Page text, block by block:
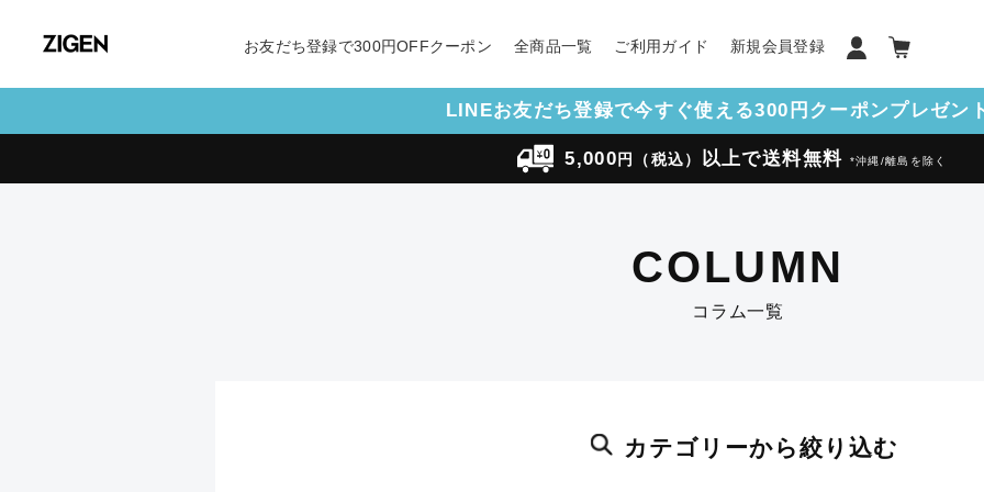
お友だち登録で300円OFFクーポン 全商品一覧 ご利用ガイド 新規会員登録
LINEお友だち登録で今すぐ使える300円クーポンプレゼン
5,000円（税込） 以上で送料無料 *沖縄/離島を除く
COLUMN
コラム一覧
カテゴリーから絞り込む